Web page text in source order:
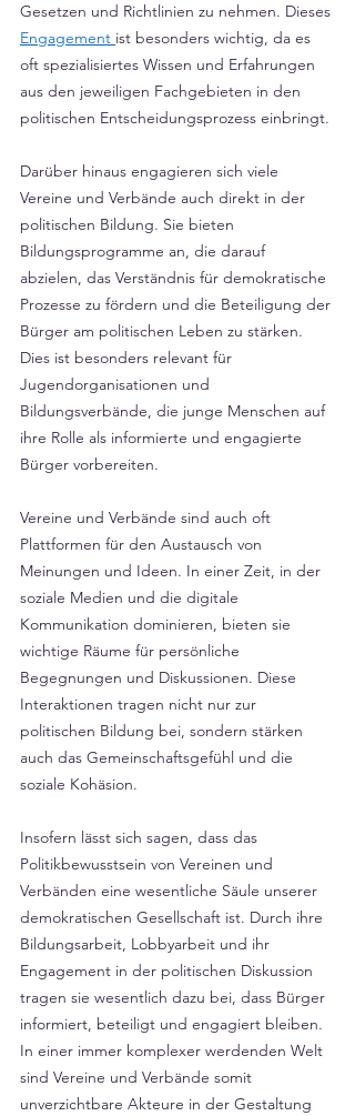
Gesetzen und Richtlinien zu nehmen. Dieses
Engagement ist besonders wichtig, da es
oft spezialisiertes Wissen und Erfahrungen
aus den jeweiligen Fachgebieten in den
politischen Entscheidungsprozess einbringt.
Darüber hinaus engagieren sich viele
Vereine und Verbände auch direkt in der
politischen Bildung. Sie bieten
Bildungsprogramme an, die darauf
abzielen, das Verständnis für demokratische
Prozesse zu fördern und die Beteiligung der
Bürger am politischen Leben zu stärken.
Dies ist besonders relevant für
Jugendorganisationen und
Bildungsverbände, die junge Menschen auf
ihre Rolle als informierte und engagierte
Bürger vorbereiten.
Vereine und Verbände sind auch oft
Plattformen für den Austausch von
Meinungen und Ideen. In einer Zeit, in der
soziale Medien und die digitale
Kommunikation dominieren, bieten sie
wichtige Räume für persönliche
Begegnungen und Diskussionen. Diese
Interaktionen tragen nicht nur zur
politischen Bildung bei, sondern stärken
auch das Gemeinschaftsgefühl und die
soziale Kohäsion.
Insofern lässt sich sagen, dass das
Politikbewusstsein von Vereinen und
Verbänden eine wesentliche Säule unserer
demokratischen Gesellschaft ist. Durch ihre
Bildungsarbeit, Lobbyarbeit und ihr
Engagement in der politischen Diskussion
tragen sie wesentlich dazu bei, dass Bürger
informiert, beteiligt und engagiert bleiben.
In einer immer komplexer werdenden Welt
sind Vereine und Verbände somit
unverzichtbare Akteure in der Gestaltung